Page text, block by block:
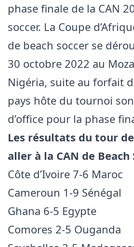
phase finale de la CAN
soccer. La Coupe
de beach soccer se
30 octobre 2022 au
Nigéria, suite au forfait
pays hôte du tournoi
d’office pour la phase
Les résultats du tour
aller à la CAN de Beach
Côte d’Ivoire 7-6 Maroc
Cameroun 1-9 Sénégal
Ghana 6-5 Egypte
Comores 2-5 Ouganda